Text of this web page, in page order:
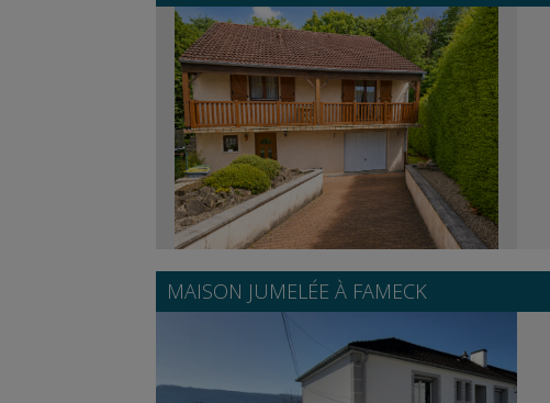
MAISON JUMELÉE À FAMECK